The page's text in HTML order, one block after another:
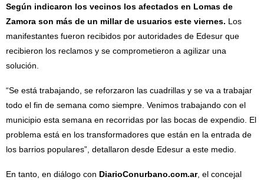
Según indicaron los vecinos los afectados en Lomas de
Zamora son más de un millar de usuarios este viernes. Los
manifestantes fueron recibidos por autoridades de Edesur que
recibieron los reclamos y se comprometieron a agilizar una
solución.
“Se está trabajando, se reforzaron las cuadrillas y se va a trabajar
todo el fin de semana como siempre. Venimos trabajando con el
municipio esta semana en recorridas por las bocas de expendio. El
problema está en los transformadores que están en la entrada de
los barrios populares”, detallaron desde Edesur a este medio.
En tanto, en diálogo con DiarioConurbano.com.ar, el concejal